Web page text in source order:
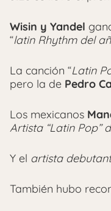
Wisin y Yandel
“latin Rhythm del
La canción “Latin
pero la de Pedro
Los mexicanos
Artista “Latin Pop”
Y el artista
También hubo